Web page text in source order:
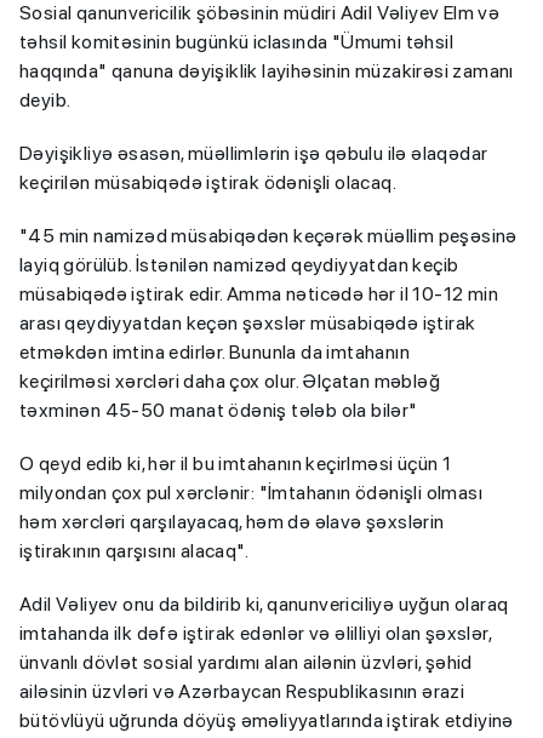
Sosial qanunvericilik şöbəsinin müdiri Adil Vəliyev Elm və
təhsil komitəsinin bugünkü iclasında "Ümumi təhsil
haqqında" qanuna dəyişiklik layihəsinin müzakirəsi zamanı
deyib.
Dəyişikliyə əsasən, müəllimlərin işə qəbulu ilə əlaqədar
keçirilən müsabiqədə iştirak ödənişli olacaq.
"45 min namizəd müsabiqədən keçərək müəllim peşəsinə
layiq görülüb. İstənilən namizəd qeydiyyatdan keçib
müsabiqədə iştirak edir. Amma nəticədə hər il 10-12 min
arası qeydiyyatdan keçən şəxslər müsabiqədə iştirak
etməkdən imtina edirlər. Bununla da imtahanın
keçirilməsi xərcləri daha çox olur. Əlçatan məbləğ
təxminən 45-50 manat ödəniş tələb ola bilər"
O qeyd edib ki, hər il bu imtahanın keçirlməsi üçün 1
milyondan çox pul xərclənir: "İmtahanın ödənişli olması
həm xərcləri qarşılayacaq, həm də əlavə şəxslərin
iştirakının qarşısını alacaq".
Adil Vəliyev onu da bildirib ki, qanunvericiliyə uyğun olaraq
imtahanda ilk dəfə iştirak edənlər və əlilliyi olan şəxslər,
ünvanlı dövlət sosial yardımı alan ailənin üzvləri, şəhid
ailəsinin üzvləri və Azərbaycan Respublikasının ərazi
bütövlüyü uğrunda döyüş əməliyyatlarında iştirak etdiyinə